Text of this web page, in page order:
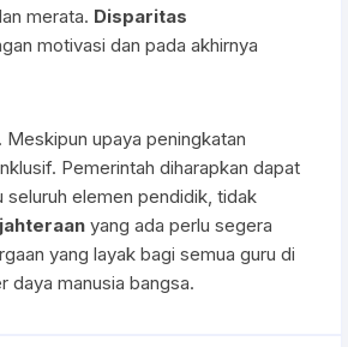
merata. Disparitas
motivasi dan pada akhirnya
upaya peningkatan
Pemerintah diharapkan dapat
elemen pendidik, tidak
yang ada perlu segera
yang layak bagi semua guru di
daya manusia bangsa.